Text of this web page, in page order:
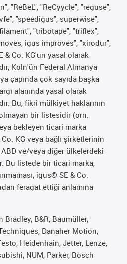
"ReBeL", "ReCyycle", "reguse",
"speedigus", superwise",
"tribotape", "triflex",
igus improves", "xirodur",
Co. KG'un yasal olarak
Köln'ün Federal Almanya
çapında çok sayıda başka
alanında yasal olarak
Bu, fikri mülkiyet haklarının
bir listesidir (örn.
bekleyen ticari marka
KG veya bağlı şirketlerinin
ve/veya diğer ülkelerdeki
Bu listede bir ticari marka,
igus® SE & Co.
feragat ettiği anlamına
Bradley, B&R, Baumüller,
Danaher Motion,
Heidenhain, Jetter, Lenze,
NUM, Parker, Bosch